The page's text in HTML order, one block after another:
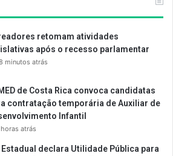
retomam atividades
após o recesso parlamentar
minutos atrás
de Costa Rica convoca candidatas
contratação temporária de Auxiliar de
Infantil
atrás
Estadual declara Utilidade Pública para